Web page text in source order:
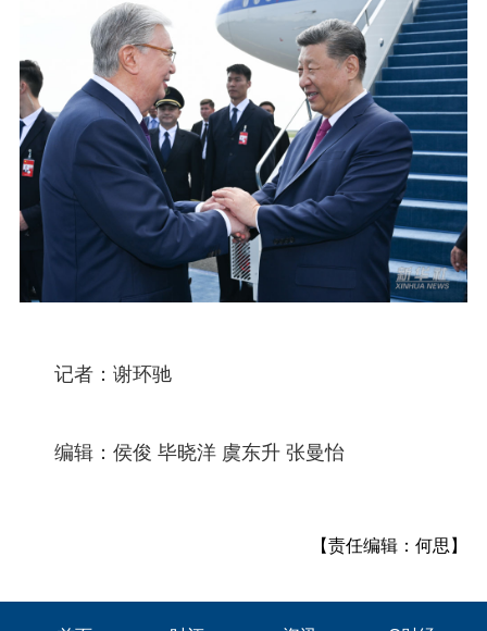
记者：谢环驰
编辑：侯俊 毕晓洋 虞东升 张曼怡
【责任编辑：何思】